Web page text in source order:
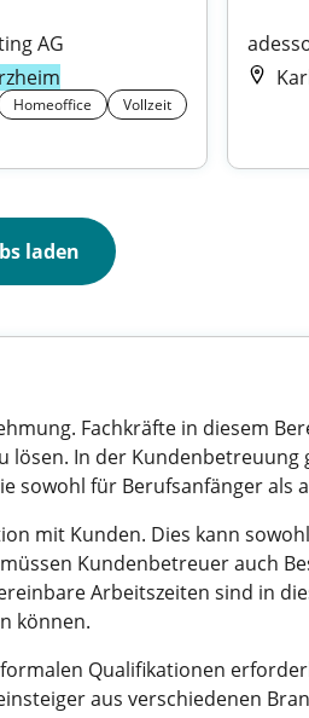
AG
Homeoffice Vollzeit
laden
Fachkräfte in diesem
lösen. In der Kundenbetreuung
sowohl für Berufsanfänger
mit Kunden. Dies kann
Kundenbetreuer auch
Arbeitszeiten sind in
können.
Qualifikationen
aus verschiedenen